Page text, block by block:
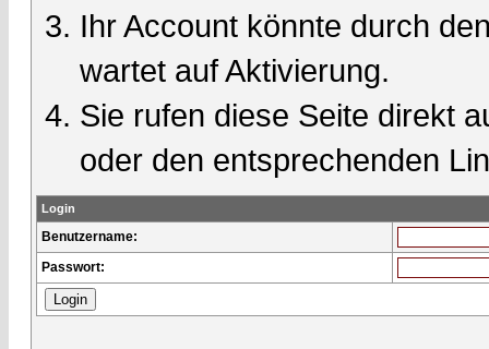
Ihr Account könnte durch
wartet auf Aktivierung.
Sie rufen diese Seite direkt
oder den entsprechenden
Login
Benutzername:
Passwort: